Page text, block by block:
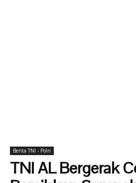
Berita TNI - Polri
TNI AL Bergerak